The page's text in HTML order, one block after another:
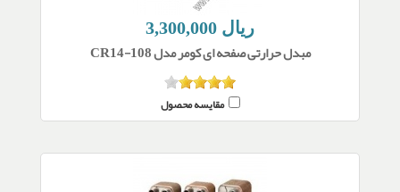
3,300,000 ریال
مبدل حرارتی صفحه ای کومر مدل CR14-108
مقایسه محصول